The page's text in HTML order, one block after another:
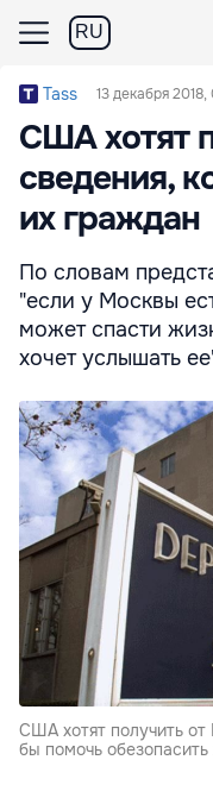
RU
Tass 13 декабря 2018,
США хотят
сведения,
их граждан
По словам
"если у Москвы
может спасти
хочет услышать
США хотят получить
бы помочь